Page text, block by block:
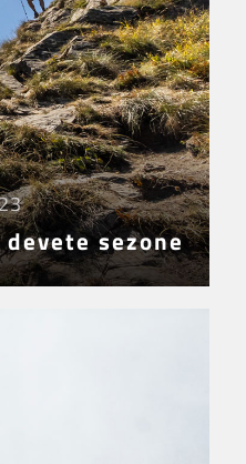
sezone